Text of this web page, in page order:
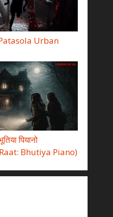
Patasola Urban
पियानो
Bhutiya Piano)